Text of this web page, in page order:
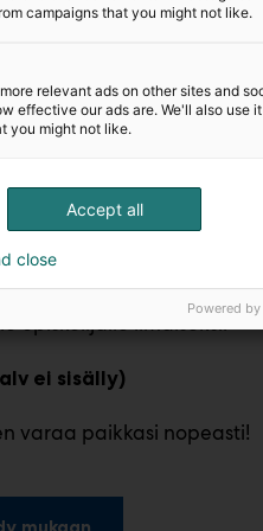
perjantaina 29.
perustettu
osallistuville
keskustella
Vierailu sisältää myös
opiskelijalle ilmaiseksi.
ei sisälly)
varaa paikkasi nopeasti!
campaigns that you might not like.
relevant ads on other sites and
effective our ads are. We'll also use
you might not like.
Accept all
close
Powered by